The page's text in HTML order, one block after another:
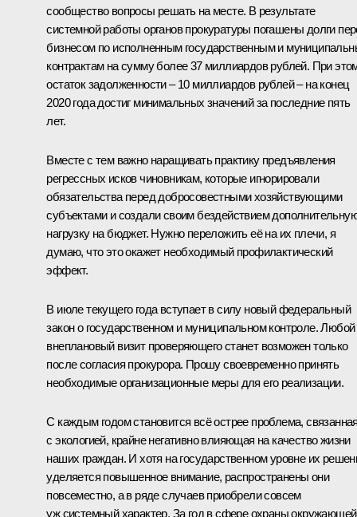
сообщество вопросы решать на месте. В результате
системной работы органов прокуратуры погашены долги
бизнесом по исполненным государственным и
контрактам на сумму более 37 миллиардов рублей. При
остаток задолженности – 10 миллиардов рублей – на конец
2020 года достиг минимальных значений за последние пять
лет.
Вместе с тем важно наращивать практику предъявления
регрессных исков чиновникам, которые игнорировали
обязательства перед добросовестными хозяйствующими
субъектами и создали своим бездействием
нагрузку на бюджет. Нужно переложить её на их плечи, я
думаю, что это окажет необходимый профилактический
эффект.
В июле текущего года вступает в силу новый федеральный
закон о государственном и муниципальном контроле. Любой
внеплановый визит проверяющего станет возможен только
после согласия прокурора. Прошу своевременно принять
необходимые организационные меры для его реализации.
С каждым годом становится всё острее проблема,
с экологией, крайне негативно влияющая на качество жизни
наших граждан. И хотя на государственном уровне их
уделяется повышенное внимание, распространены они
повсеместно, а в ряде случаев приобрели совсем
уж системный характер. За год в сфере охраны окружающей